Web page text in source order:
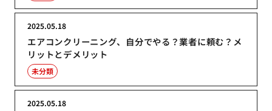
エアコンクリーニング、自分でやる？業者に頼む？メ
リットとデメリット
2025.05.18
未分類
2025.05.18